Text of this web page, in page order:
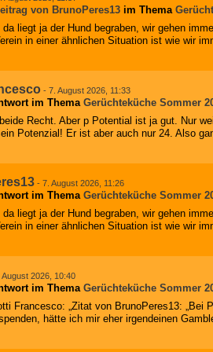
von BrunoPeres13 im Thema
da liegt ja der Hund begraben, wir gehen
in einer ähnlichen Situation ist wie wir
- 7. August 2026, 11:33
im Thema Gerüchteküche Sommer
Recht. Aber p Potential ist ja gut. Nur
Potenzial! Er ist aber auch nur 24. Also
- 7. August 2026, 11:26
im Thema Gerüchteküche Sommer
da liegt ja der Hund begraben, wir gehen
in einer ähnlichen Situation ist wie wir
August 2026, 10:40
im Thema Gerüchteküche Sommer
Francesco: „Zitat von BrunoPeres13:
hätte ich mir eher irgendeinen